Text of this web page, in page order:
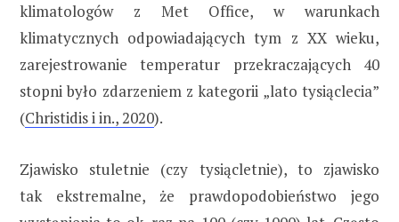
klimatologów z Met Office, w warunkach
klimatycznych odpowiadających tym z XX wieku,
zarejestrowanie temperatur przekraczających 40
stopni było zdarzeniem z kategorii „lato tysiąclecia”
(Christidis i in., 2020).
Zjawisko stuletnie (czy tysiącletnie), to zjawisko
tak ekstremalne, że prawdopodobieństwo jego